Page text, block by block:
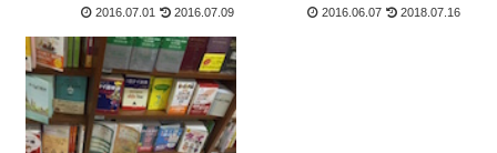
2016.07.01 2016.07.09 2016.06.07 2018.07.16